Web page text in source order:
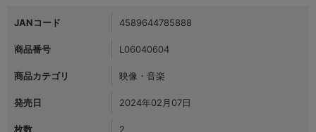
JANコード 4589644785888
商品番号 L06040604
商品カテゴリ 映像・音楽
発売日 2024年02月07日
枚数 2